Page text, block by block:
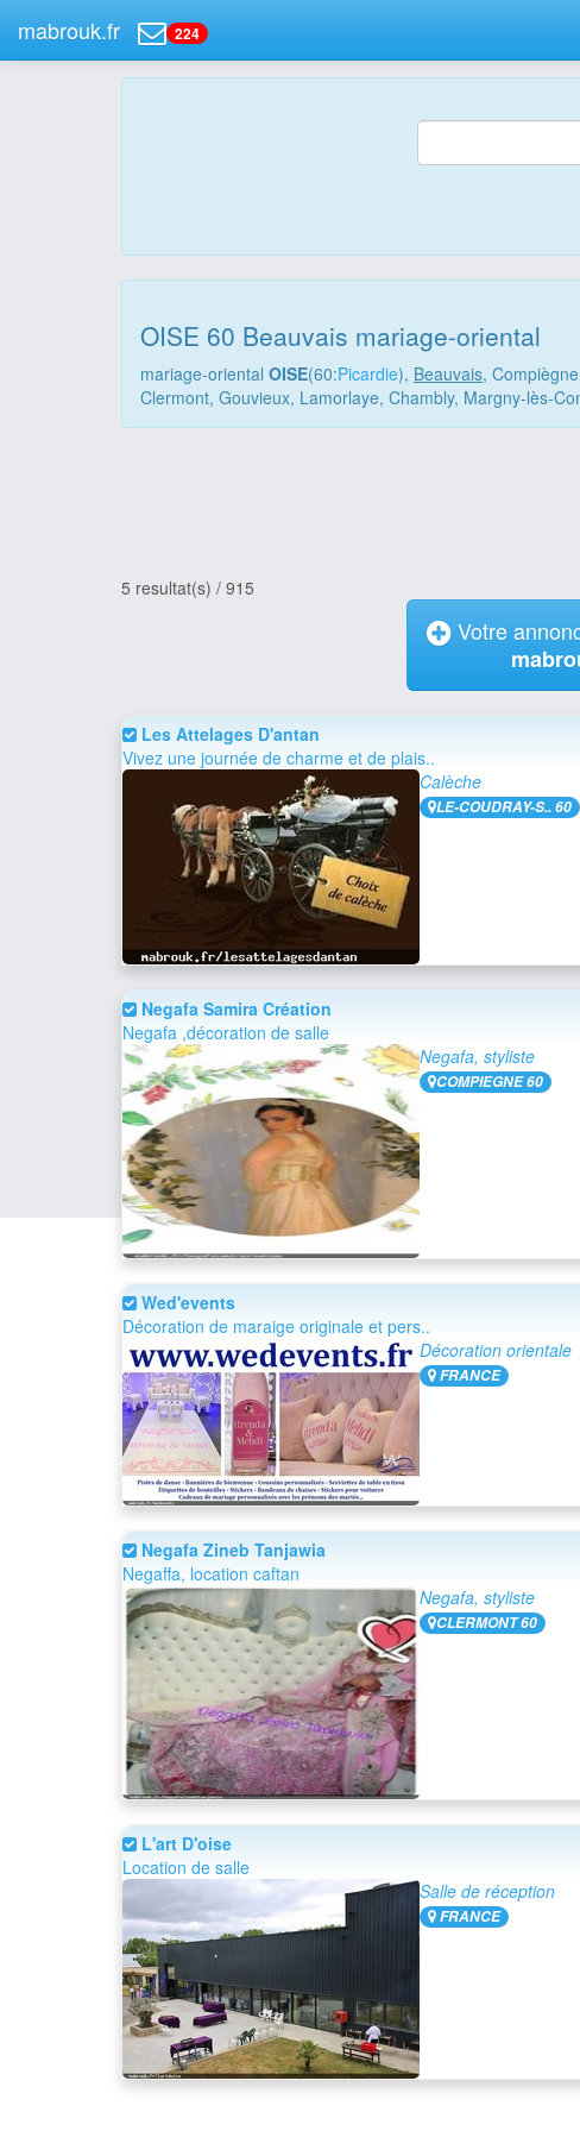
mabrouk.fr 224
OISE 60 Beauvais mariage-oriental
mariage-oriental OISE(60:Picardie), Beauvais,
Clermont, Gouvieux, Lamorlaye, Chambly, Margny-lès-
5 resultat(s) / 915
Votre
Les Attelages D'antan
Vivez une journée de charme et de plais..
Calèche
LE-COUDRAY-S.. 60
Negafa Samira Création
Negafa ,décoration de salle
Negafa, styliste
COMPIEGNE 60
Wed'events
Décoration de maraige originale et pers..
Décoration orientale
FRANCE
Negafa Zineb Tanjawia
Negaffa, location caftan
Negafa, styliste
CLERMONT 60
L'art D'oise
Location de salle
Salle de réception
FRANCE